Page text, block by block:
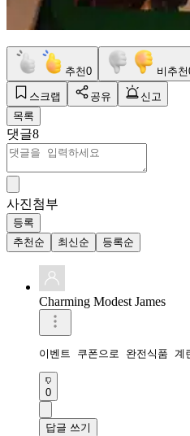
추천0 비추천
스크랩 공유
신고
목록
댓글8
사진첨부
등록
추천순
최신순 등록순
Charming Modest James
이벤트 쿠폰으로 완전식품
0
답글 쓰기